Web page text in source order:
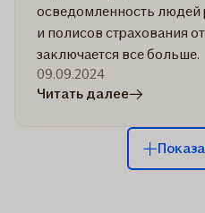
осведомленность людей
и полисов страхования
заключается все больше.
09.09.2024
Читать далеев